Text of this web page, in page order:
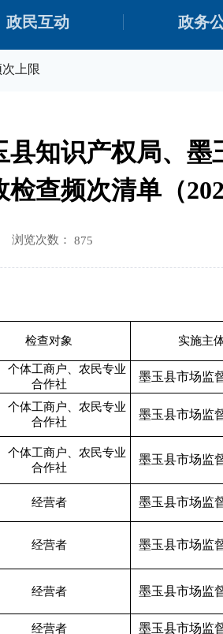
政民互动 政务
上限
知识产权局、
查频次清单（
浏览次数： 875
检查对象 实施主
个体工商户、农民专业
合作社
墨玉县市场监
个体工商户、农民专业
合作社
墨玉县市场监
个体工商户、农民专业
合作社
墨玉县市场监
经营者 墨玉县市场监
经营者 墨玉县市场监
经营者 墨玉县市场监
经营者 墨玉县市场监